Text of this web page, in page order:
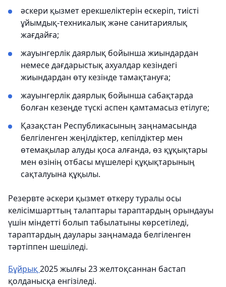
әскери қызмет ерекшеліктерін ескеріп, тиісті
ұйымдық-техникалық және санитариялық
жағдайға;
жауынгерлік даярлық бойынша жиындардан
немесе дағдарыстық ахуалдар кезіндегі
жиындардан өту кезінде тамақтануға;
жауынгерлік даярлық бойынша сабақтарда
болған кезеңде түскі аспен қамтамасыз етілуге;
Қазақстан Республикасының заңнамасында
белгіленген жеңілдіктер, кепілдіктер мен
өтемақылар алуды қоса алғанда, өз құқықтары
мен өзінің отбасы мүшелері құқықтарының
сақталуына құқылы.
Резервте әскери қызмет өткеру туралы осы
келісімшарттың талаптары тараптардың орындауы
үшін міндетті болып табылатыны көрсетіледі,
тараптардың даулары заңнамада белгіленген
тәртіппен шешіледі.
Бұйрық2025 жылғы 23 желтоқсаннан бастап
қолданысқа енгізіледі.